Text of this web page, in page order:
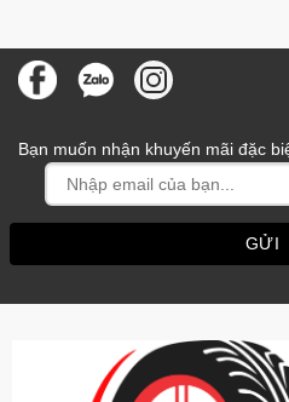
Bạn muốn nhận khuyến mãi đặc